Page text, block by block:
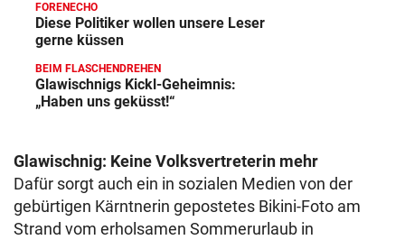
FORENECHO
Diese Politiker wollen unsere Leser
gerne küssen
BEIM FLASCHENDREHEN
Glawischnigs Kickl-Geheimnis:
„Haben uns geküsst!“
Glawischnig: Keine Volksvertreterin mehr
Dafür sorgt auch ein in sozialen Medien von der
gebürtigen Kärntnerin gepostetes Bikini-Foto am
Strand vom erholsamen Sommerurlaub in